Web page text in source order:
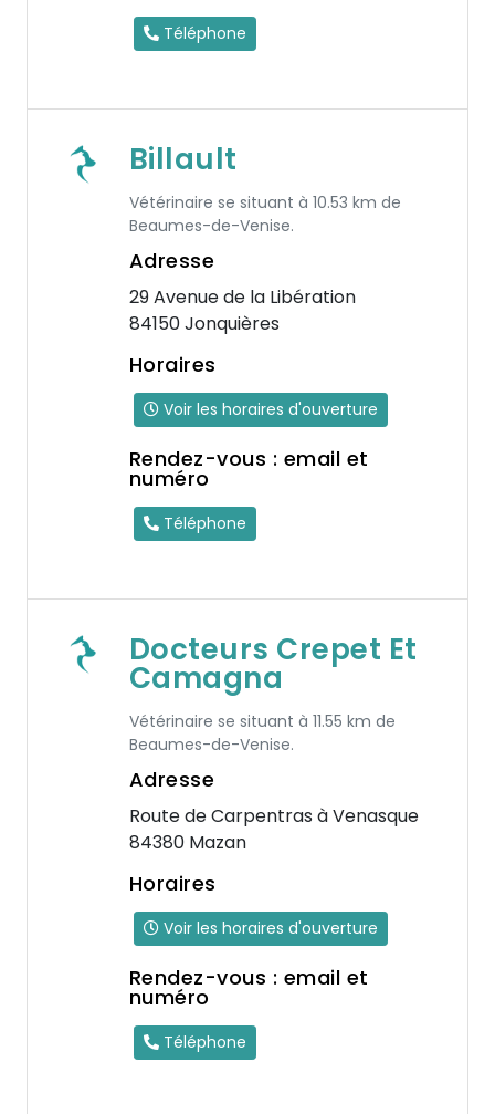
Téléphone
Billault
Vétérinaire se situant à 10.53 km de
Beaumes-de-Venise.
Adresse
29 Avenue de la Libération
84150 Jonquières
Horaires
Voir les horaires d'ouverture
Rendez-vous : email et
numéro
Téléphone
Docteurs Crepet Et
Camagna
Vétérinaire se situant à 11.55 km de
Beaumes-de-Venise.
Adresse
Route de Carpentras à Venasque
84380 Mazan
Horaires
Voir les horaires d'ouverture
Rendez-vous : email et
numéro
Téléphone